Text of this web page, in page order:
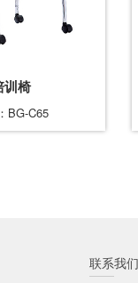
训椅
BG-C65
联系我们